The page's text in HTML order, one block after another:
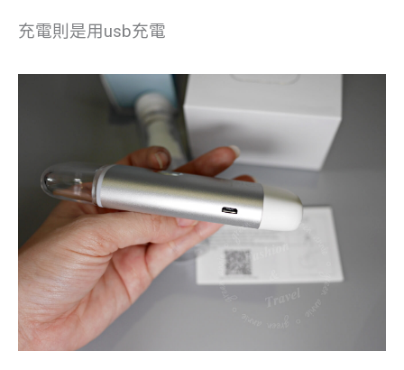
充電則是用usb充電